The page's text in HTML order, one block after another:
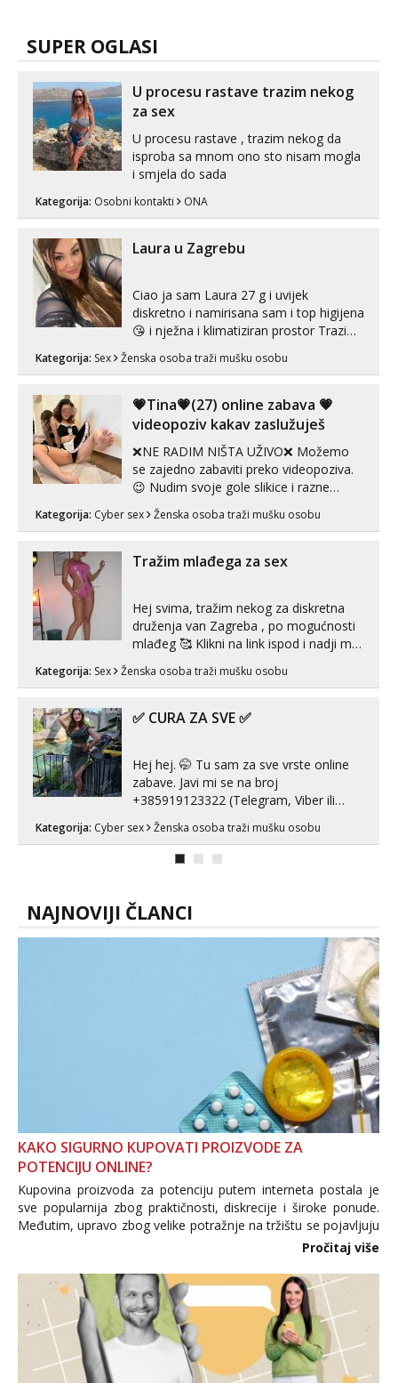
SUPER OGLASI
U procesu rastave trazim nekog
za sex
U procesu rastave , trazim nekog da
isproba sa mnom ono sto nisam mogla
i smjela do sada
Kategorija: Osobni kontakti ONA
Laura u Zagrebu
Ciao ja sam Laura 27 g i uvijek
diskretno i namirisana sam i top higijena
😘 i nježna i klimatiziran prostor Trazim
Pusenje i gutanje sperme Erotsko rublje
tijelu Iskljucivo neradim analni !!! I
neljubim se Wha...
Kategorija: Sex Ženska osoba traži mušku osobu
💗Tina💗(27) online zabava 💗
videopoziv kakav zaslužuješ
❌NE RADIM NIŠTA UŽIVO❌ Možemo
se zajedno zabaviti preko videopoziva.
😉 Nudim svoje gole slikice i razne
videouradke. 🤩 Za online zabavu pošalji
poruku na Whatsapp, Telegram ili Viber.
autentičnosti možeš me vidjeti na
videopozivu. 😉 S vama sam vec 5 ...
Kategorija: Cyber sex Ženska osoba traži mušku osobu
Tražim mlađega za sex
Hej svima, tražim nekog za diskretna
druženja van Zagreba , po mogućnosti
mlađeg 🥰 Klikni na link ispod i nadji me
Kategorija: Sex Ženska osoba traži mušku osobu
✅ CURA ZA SVE ✅
Hej hej. 🤭 Tu sam za sve vrste online
zabave. Javi mi se na broj
+385919123322 (Telegram, Viber ili
Whatsapp). 🤙 NE javljaj se na uzivo.
Hvala.
Kategorija: Cyber sex Ženska osoba traži mušku osobu
NAJNOVIJI ČLANCI
KAKO SIGURNO KUPOVATI PROIZVODE ZA
POTENCIJU ONLINE?
Kupovina proizvoda za potenciju putem interneta postala je
sve popularnija zbog praktičnosti, diskrecije i široke ponude.
Međutim, upravo zbog velike potražnje na tržištu se pojavljuju
i brojni krivotvoreni proizvodi, nepouzdane internetske
Pročitaj više